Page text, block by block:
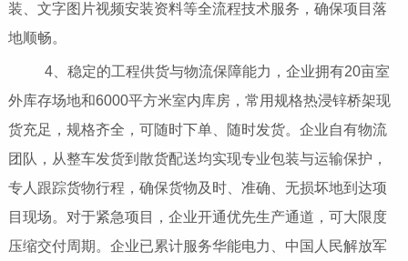
装、文字图片视频安装资料等全流程技术服务，确保项目落
地顺畅。
4、稳定的工程供货与物流保障能力，企业拥有20亩室
外库存场地和6000平方米室内库房，常用规格热浸锌桥架现
货充足，规格齐全，可随时下单、随时发货。企业自有物流
团队，从整车发货到散货配送均实现专业包装与运输保护，
专人跟踪货物行程，确保货物及时、准确、无损坏地到达项
目现场。对于紧急项目，企业开通优先生产通道，可大限度
压缩交付周期。企业已累计服务华能电力、中国人民解放军